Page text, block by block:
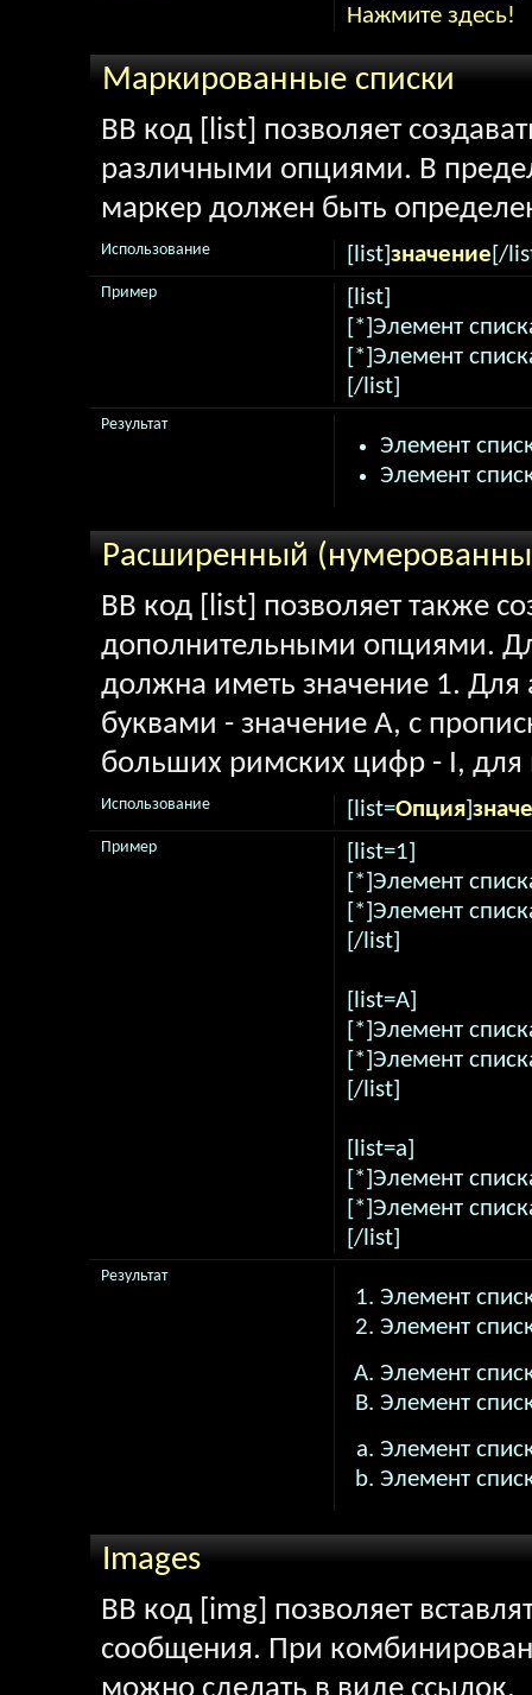
Нажмите здесь!
Маркированные списки
BB код [list] позволяет
различными опциями. В
маркер должен быть
[list]значение[/
Использование
[list]
[*]Элемент
[*]Элемент
[/list]
Пример
Элемент
Элемент
Результат
Расширенный
BB код [list] позволяет также
дополнительными опциями.
должна иметь значение 1. Для
буквами - значение A, с
больших римских цифр - I, для
[list=Опция]
Использование
[list=1]
[*]Элемент
[*]Элемент
[/list]
[list=A]
[*]Элемент
[*]Элемент
[/list]
[list=a]
[*]Элемент
[*]Элемент
[/list]
Пример
Элемент
Элемент
Элемент
Элемент
Элемент
Элемент
Результат
Images
BB код [img] позволяет
сообщения. При